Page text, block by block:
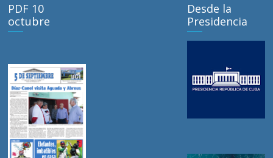
PDF 10
octubre
Desde la
Presidencia